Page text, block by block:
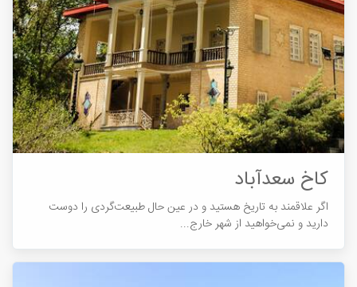
کاخ سعدآباد
اگر علاقمند به تاریخ هستید و در عین حال طبیعت‌گردی را دوست
دارید و نمی‌خواهید از شهر خارج...